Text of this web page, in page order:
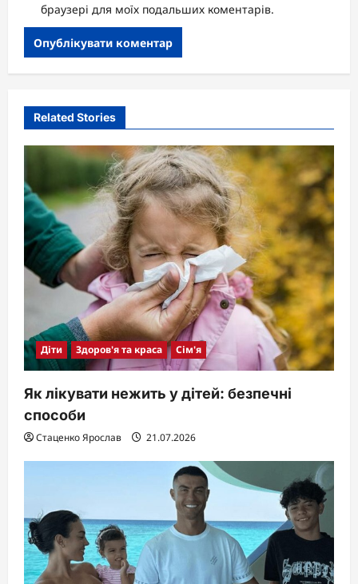
браузері для моїх подальших коментарів.
Related Stories
Діти Здоров'я та краса Сім'я
Як лікувати нежить у дітей: безпечні
способи
Стаценко Ярослав 21.07.2026